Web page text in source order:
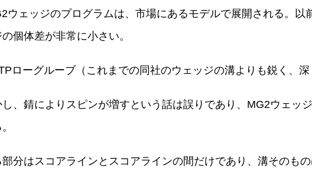
ウェッジのプログラムは、市場にあるモデルで展開される。以
個体差が非常に小さい。
ローグルーブ（これまでの同社のウェッジの溝よりも鋭く、深
、錆によりスピンが増すという話は誤りであり、MG2ウェッ
分はスコアラインとスコアラインの間だけであり、溝そのも